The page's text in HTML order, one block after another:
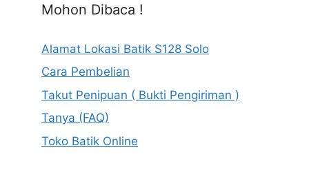
Mohon Dibaca !
Alamat Lokasi Batik S128 Solo
Cara Pembelian
Takut Penipuan ( Bukti Pengiriman )
Tanya (FAQ)
Toko Batik Online